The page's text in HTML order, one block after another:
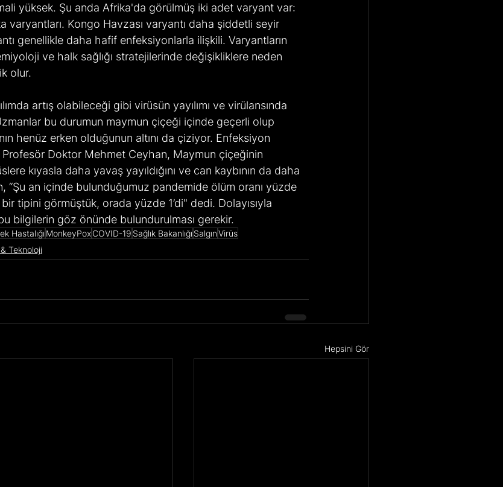
yüksek. Şu anda Afrika'da görülmüş iki adet varyant var:
varyantları. Kongo Havzası varyantı daha şiddetli seyir
genellikle daha hafif enfeksiyonlarla ilişkili. Varyantların
ve halk sağlığı stratejilerinde değişikliklere neden
olur.
bu durumun maymun çiçeği içinde geçerli olup
henüz erken olduğunun altını da çiziyor. Enfeksiyon
Profesör Doktor Mehmet Ceyhan, Maymun çiçeğinin
kıyasla daha yavaş yayıldığını ve can kaybının da daha
“Şu an içinde bulunduğumuz pandemide ölüm oranı yüzde
tipini görmüştük, orada yüzde 1’di" dedi. Dolayısıyla
bilgilerin göz önünde bulundurulması gerekir.
Hastalığı MonkeyPoxCOVID-19 Sağlık Bakanlığı SalgınVirüs
Teknoloji
Hepsini Gör